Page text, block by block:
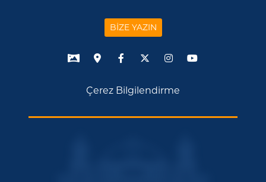
BİZE YAZIN
Çerez Bilgilendirme